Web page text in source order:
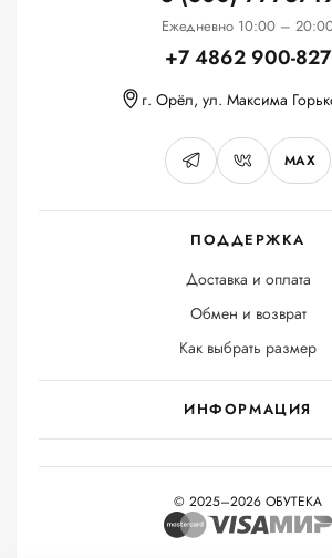
ПОДДЕРЖКА
Доставка и оплата
Обмен и возврат
Как выбрать размер
ИНФОРМАЦИЯ
Ежедневно 10:00 –
+7 4862 900-827
г. Орёл, ул. Максима
MAX
© 2025–2026 ОБУТЕКА